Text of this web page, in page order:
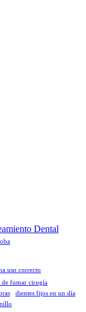
Dental
uso correcto
de fumar cirugía
dientes fijos en un día